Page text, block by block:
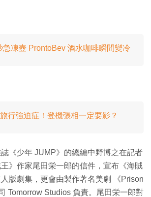
急凍壺 ProntoBev 酒水咖啡瞬間變冷
行強迫症！登機張相一定要影？
《少年 JUMP》的總編中野博之在記者
》作家尾田栄一郎的信件，宣布《海賊
版劇集，更會由製作著名美劇 《Prison
Tomorrow Studios 負責。尾田栄一郎對